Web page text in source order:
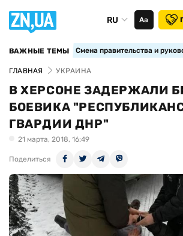
RU Аа
ВАЖНЫЕ ТЕМЫ Смена правительства и
ГЛАВНАЯ УКРАИНА
В ХЕРСОНЕ ЗАДЕРЖАЛИ
БОЕВИКА
ГВАРДИИ ДНР"
21 марта, 2018, 16:49
Поделиться